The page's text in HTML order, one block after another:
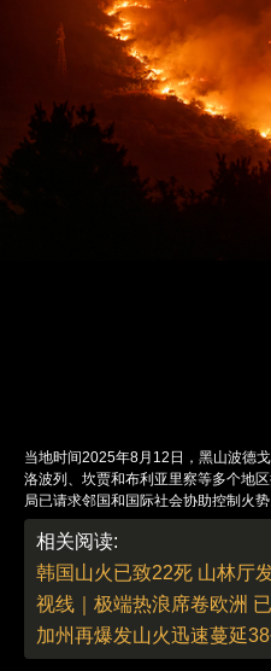
当地时间2025年8月12日，黑山波德
洛波列、坎贾和布利亚里察等多个地
局已请求邻国和国际社会协助控制火
与干旱，多国发生大范围山火。欧盟
季更炎热干燥，并延长火险期，成为
多与持续高温共同助燃灾情，但预防
责任编辑：李丛汛 | 版面编辑：李丛汛
相关阅读:
韩国山火已致22死 山林厅
视线｜极端热浪席卷欧洲